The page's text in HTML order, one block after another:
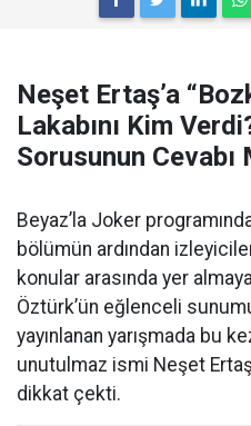
Neşet Ertaş’a
Lakabını Kim
Sorusunun Cevabı
Beyaz’la Joker
bölümün ardından
konular arasında yer
Öztürk’ün eğlenceli
yayınlanan yarışmada bu
unutulmaz ismi Neşet
dikkat çekti.